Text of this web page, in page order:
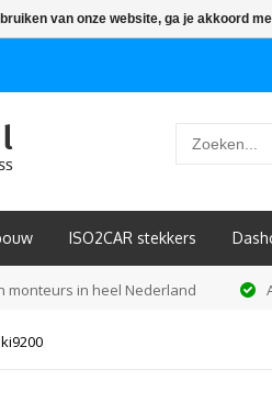
ISO2CAR stekkers
monteurs in heel Nederland
van onze website, ga je akkoord